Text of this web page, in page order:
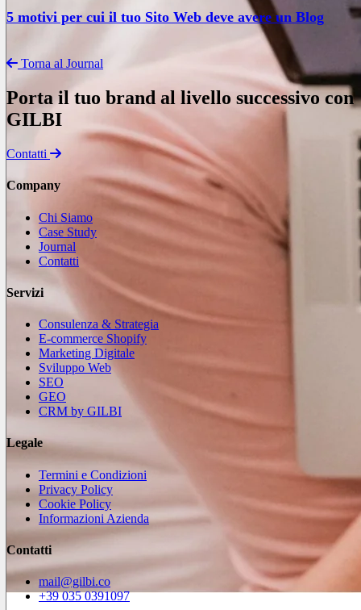
5 motivi per cui il tuo Sito Web deve avere un Blog
Torna al Journal
Porta il tuo brand al livello successivo con
GILBI
Contatti
Company
Chi Siamo
Case Study
Journal
Contatti
Servizi
Consulenza & Strategia
E-commerce Shopify
Marketing Digitale
Sviluppo Web
SEO
GEO
CRM by GILBI
Legale
Termini e Condizioni
Privacy Policy
Cookie Policy
Informazioni Azienda
Contatti
mail@gilbi.co
+39 035 0391097